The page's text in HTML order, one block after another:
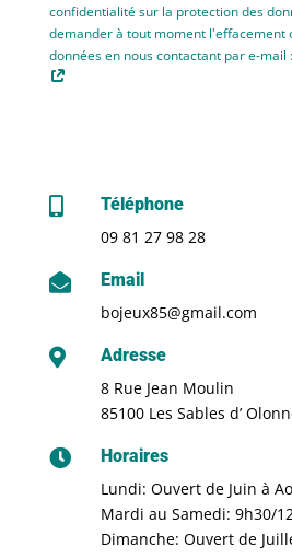
confidentialité sur la protection des
demander à tout moment l'effacement
données en nous contactant par e-mail

Téléphone
09 81 27 98 28

Email
bojeux85@gmail.com

Adresse
8 Rue Jean Moulin
85100 Les Sables d’

Horaires
Lundi: Ouvert de Juin à
Mardi au Samedi: 9h30/
Dimanche: Ouvert de